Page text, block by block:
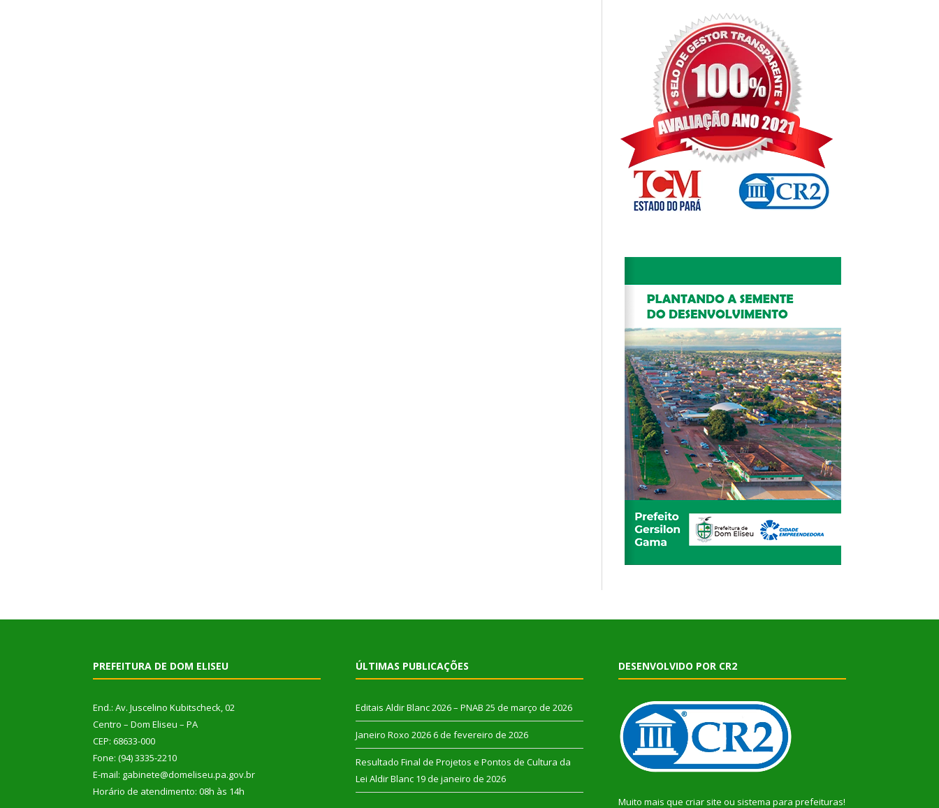
PREFEITURA DE DOM ELISEU
End.: Av. Juscelino Kubitscheck, 02
Centro – Dom Eliseu – PA
CEP: 68633-000
Fone: (94) 3335-2210
E-mail: gabinete@domeliseu.pa.gov.br
Horário de atendimento: 08h às 14h
ÚLTIMAS PUBLICAÇÕES
Editais Aldir Blanc 2026 – PNAB 25 de março de 2026
Janeiro Roxo 2026 6 de fevereiro de 2026
Resultado Final de Projetos e Pontos de Cultura da
Lei Aldir Blanc 19 de janeiro de 2026
DESENVOLVIDO POR CR2
Muito mais que criar site ou sistema para prefeituras!